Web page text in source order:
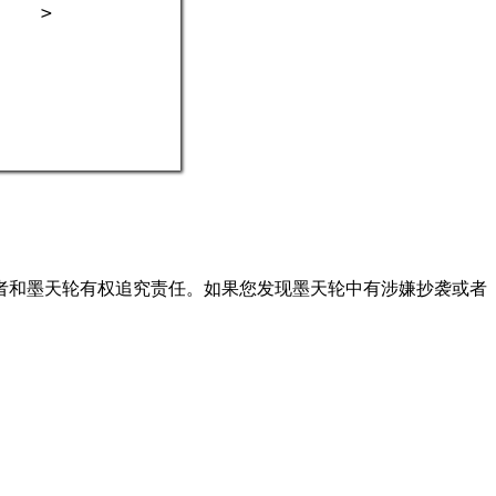
Q
墨天轮有权追究责任。如果您发现墨天轮中有涉嫌抄袭或者